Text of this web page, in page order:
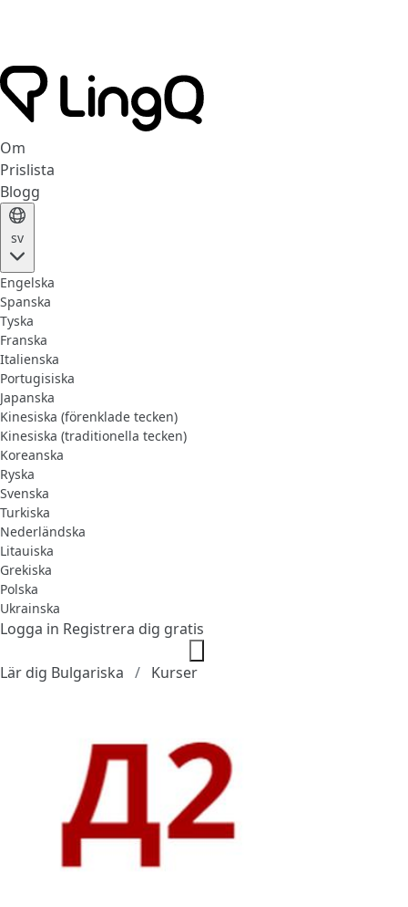
Om
Prislista
Blogg
sv
Engelska
Spanska
Tyska
Franska
Italienska
Portugisiska
Japanska
Kinesiska (förenklade tecken)
Kinesiska (traditionella tecken)
Koreanska
Ryska
Svenska
Turkiska
Nederländska
Litauiska
Grekiska
Polska
Ukrainska
Logga in Registrera dig gratis
Lär dig Bulgariska Kurser